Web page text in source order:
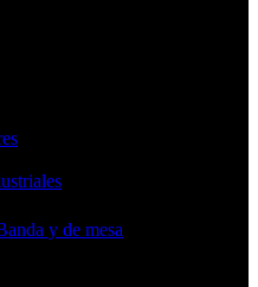
y de mesa